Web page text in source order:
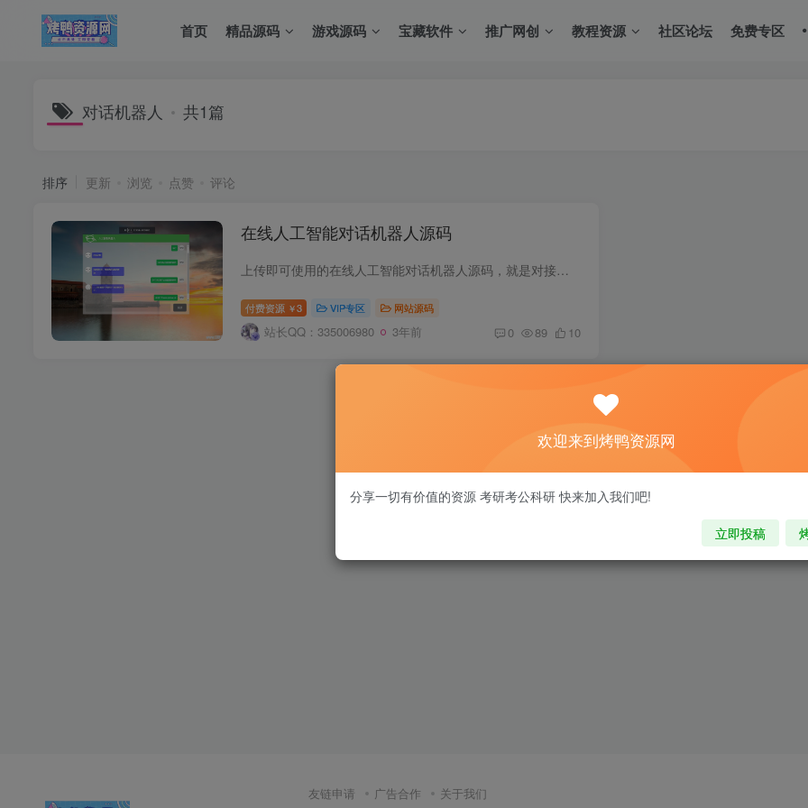
首页 精品源码 游戏源码 宝藏软件 推广网创 教程资源 社区论坛 免费专区
对话机器人 共1篇
排序 更新 浏览 点赞 评论
在线人工智能对话机器人源码
上传即可使用的在线人工智能对话机器人源码，就是对接的外部接口，无加密有能力的可以二开。
付费资源 ￥3 VIP专区 网站源码
站长QQ：335006980 3年前 0 89 10
友链申请 广告合作 关于我们
欢迎来到烤鸭资源网
分享一切有价值的资源 考研考公科研 快来加入我们吧!
立即投稿